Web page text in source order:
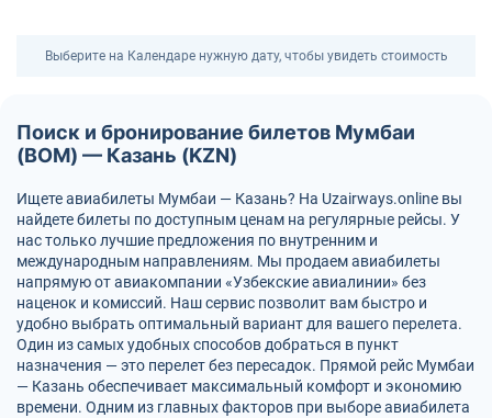
Выберите на Календаре нужную дату, чтобы увидеть стоимость
Поиск и бронирование билетов Мумбаи
(BOM) — Казань (KZN)
Ищете авиабилеты Мумбаи — Казань? На Uzairways.online вы
найдете билеты по доступным ценам на регулярные рейсы. У
нас только лучшие предложения по внутренним и
международным направлениям. Мы продаем авиабилеты
напрямую от авиакомпании «Узбекские авиалинии» без
наценок и комиссий. Наш сервис позволит вам быстро и
удобно выбрать оптимальный вариант для вашего перелета.
Один из самых удобных способов добраться в пункт
назначения — это перелет без пересадок. Прямой рейс Мумбаи
— Казань обеспечивает максимальный комфорт и экономию
времени. Одним из главных факторов при выборе авиабилета